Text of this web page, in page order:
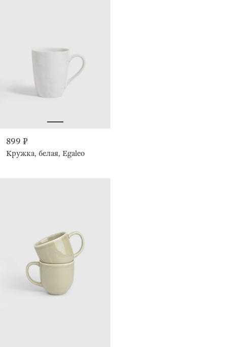
899 ₽
Кружка, белая, Egaleo